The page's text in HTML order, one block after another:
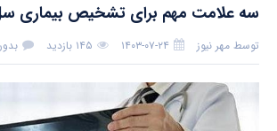
سه علامت مهم برای تشخیص بیماری
توسط مهر نیوز ۱۴۰۳-۰۷-۲۴ ۱۴۵ بازدید